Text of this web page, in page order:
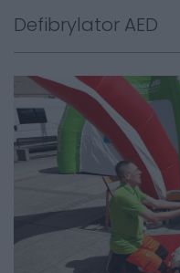
Defibrylator AED